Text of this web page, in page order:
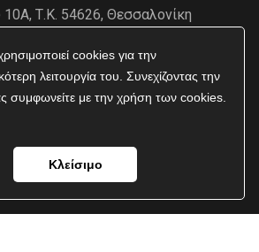
cookies για την
λειτουργία του. Συνεχίζοντας την
συμφωνείτε με την χρήση των cookies.
Κλείσιμο
Τ.Κ. 54626, Θεσσαλονίκη